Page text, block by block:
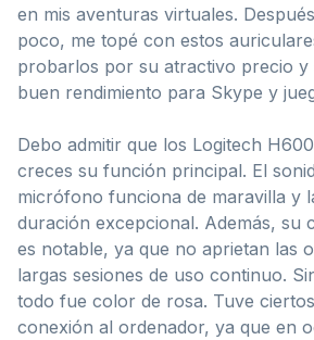
en mis aventuras virtuales.
poco, me topé con estos
probarlos por su atractivo precio y
buen rendimiento para Skype y
Debo admitir que los Logitech
creces su función principal. El
micrófono funciona de maravilla y
duración excepcional. Además, su
es notable, ya que no aprietan las
largas sesiones de uso continuo.
todo fue color de rosa. Tuve
conexión al ordenador, ya que en